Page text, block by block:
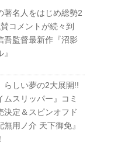
著名人をはじめ総勢2
コメントが続々到
吾監督最新作『沼影
らしい夢の2大展開!!
スリッパー』コミ
決定＆スピンオフド
無用ノ介 天下御免』